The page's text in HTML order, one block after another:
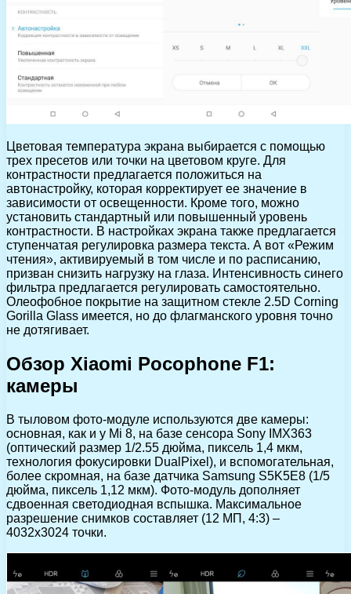
Цветовая температура экрана выбирается с помощью
трех пресетов или точки на цветовом круге. Для
контрастности предлагается положиться на
автонастройку, которая корректирует ее значение в
зависимости от освещенности. Кроме того, можно
установить стандартный или повышенный уровень
контрастности. В настройках экрана также предлагается
ступенчатая регулировка размера текста. А вот «Режим
чтения», активируемый в том числе и по расписанию,
призван снизить нагрузку на глаза. Интенсивность синего
фильтра предлагается регулировать самостоятельно.
Олеофобное покрытие на защитном стекле 2.5D Corning
Gorilla Glass имеется, но до флагманского уровня точно
не дотягивает.
Обзор Xiaomi Pocophone F1:
камеры
В тыловом фото-модуле используются две камеры:
основная, как и у Mi 8, на базе сенсора Sony IMX363
(оптический размер 1/2.55 дюйма, пиксель 1,4 мкм,
технология фокусировки DualPixel), и вспомогательная,
более скромная, на базе датчика Samsung S5K5E8 (1/5
дюйма, пиксель 1,12 мкм). Фото-модуль дополняет
сдвоенная светодиодная вспышка. Максимальное
разрешение снимков составляет (12 МП, 4:3) –
4032х3024 точки.